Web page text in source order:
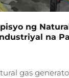
ng
na
gas